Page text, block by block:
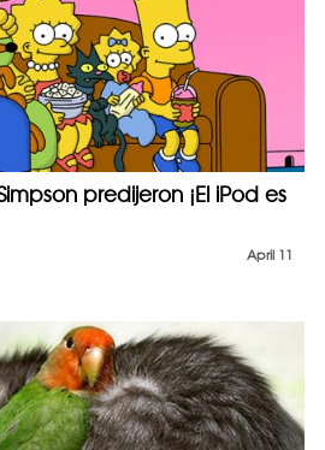
predijeron ¡El iPod es
April 11